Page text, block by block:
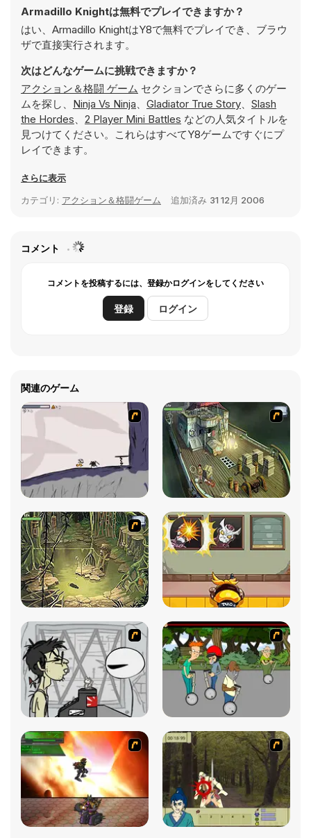
Armadillo Knightは無料でプレイできますか？
はい、Armadillo KnightはY8で無料でプレイでき、ブラウ
ザで直接実行されます。
次はどんなゲームに挑戦できますか？
アクション＆格闘 ゲーム セクションでさらに多くのゲー
ムを探し、 Ninja Vs Ninja、 Gladiator True Story、 Slash
the Hordes、 2 Player Mini Battles などの人気タイトルを
見つけてください。これらはすべてY8ゲームですぐにプ
レイできます。
さらに表示
カテゴリ: アクション＆格闘ゲーム 追加済み 31 12月 2006
コメント
コメントを投稿するには、登録かログインをしてください
登録 ログイン
関連のゲーム